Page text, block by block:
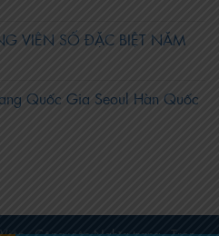
VIÊN SỐ ĐẶC BIỆT NĂM
Quốc Gia Seoul Hàn Quốc